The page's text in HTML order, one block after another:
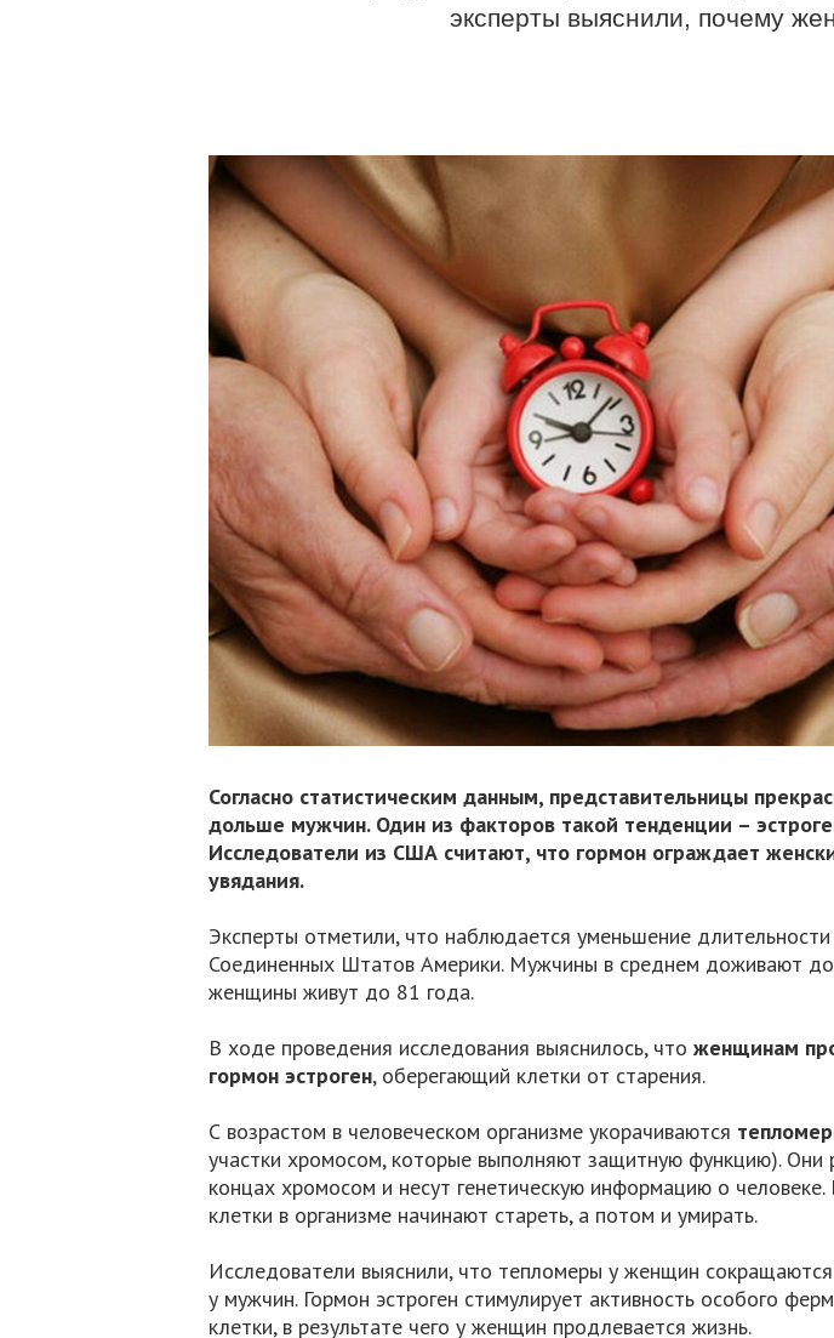
эксперты выяснили, почему
Согласно статистическим данным, представительницы
дольше мужчин. Один из факторов такой тенденции –
Исследователи из США считают, что гормон ограждает
увядания.
Эксперты отметили, что наблюдается уменьшение
Соединенных Штатов Америки. Мужчины в среднем доживают
женщины живут до 81 года.
В ходе проведения исследования выяснилось, что женщинам
гормон эстроген, оберегающий клетки от старения.
С возрастом в человеческом организме укорачиваются
участки хромосом, которые выполняют защитную функцию). Они
концах хромосом и несут генетическую информацию о человеке.
клетки в организме начинают стареть, а потом и умирать.
Исследователи выяснили, что тепломеры у женщин
у мужчин. Гормон эстроген стимулирует активность особого
клетки, в результате чего у женщин продлевается жизнь.